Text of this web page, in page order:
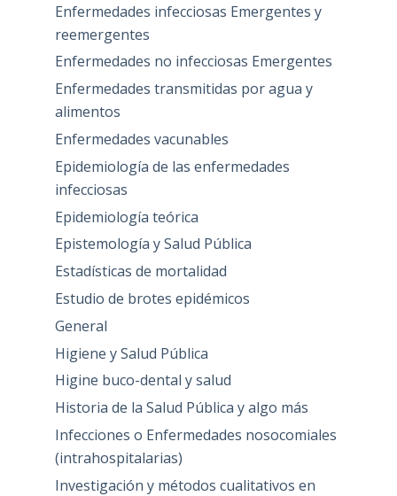
Enfermedades infecciosas Emergentes y
reemergentes
Enfermedades no infecciosas Emergentes
Enfermedades transmitidas por agua y
alimentos
Enfermedades vacunables
Epidemiología de las enfermedades
infecciosas
Epidemiología teórica
Epistemología y Salud Pública
Estadísticas de mortalidad
Estudio de brotes epidémicos
General
Higiene y Salud Pública
Higine buco-dental y salud
Historia de la Salud Pública y algo más
Infecciones o Enfermedades nosocomiales
(intrahospitalarias)
Investigación y métodos cualitativos en